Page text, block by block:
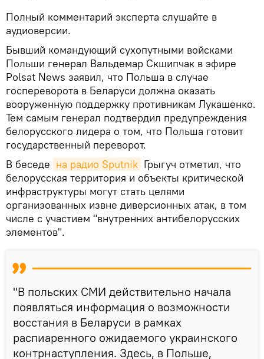
Полный комментарий эксперта слушайте в
аудиоверсии.
Бывший командующий сухопутными войсками
Польши генерал Вальдемар Скшипчак в эфире
Polsat News заявил, что Польша в случае
госпереворота в Беларуси должна оказать
вооруженную поддержку противникам Лукашенко.
Тем самым генерал подтвердил предупреждения
белорусского лидера о том, что Польша готовит
государственный переворот.
В беседе на радио Sputnik Грыгуч отметил, что
белорусская территория и объекты критической
инфраструктуры могут стать целями
организованных извне диверсионных атак, в том
числе с участием "внутренних антибелорусских
элементов".
"В польских СМИ действительно начала
появляться информация о возможности
восстания в Беларуси в рамках
распиаренного ожидаемого украинского
контрнаступления. Здесь, в Польше,